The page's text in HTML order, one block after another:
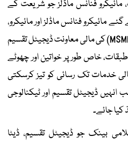
فنانس ماڈلز جو شریعت کے
مائیکرو فنانس ماڈلز اور مائیکرو،
اسمال اینڈ میڈیم انٹرپرائزز (MSME) کی مالی معاونت ڈیجیٹل تقسیم
خاص طور پر خواتین اور چھوٹے
خدمات تک رسائی کو تیز کرسکتی
ڈیجیٹل تقسیم اور ٹیکنالوجی
کیا جائے۔
بینک جو ڈیجیٹل تقسیم، ڈیٹا